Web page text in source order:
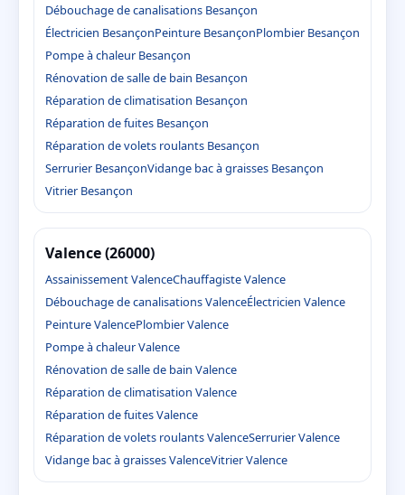
Débouchage de canalisations Besançon
Électricien BesançonPeinture BesançonPlombier Besançon
Pompe à chaleur Besançon
Rénovation de salle de bain Besançon
Réparation de climatisation Besançon
Réparation de fuites Besançon
Réparation de volets roulants Besançon
Serrurier BesançonVidange bac à graisses Besançon
Vitrier Besançon
Valence (26000)
Assainissement ValenceChauffagiste Valence
Débouchage de canalisations ValenceÉlectricien Valence
Peinture ValencePlombier Valence
Pompe à chaleur Valence
Rénovation de salle de bain Valence
Réparation de climatisation Valence
Réparation de fuites Valence
Réparation de volets roulants ValenceSerrurier Valence
Vidange bac à graisses ValenceVitrier Valence